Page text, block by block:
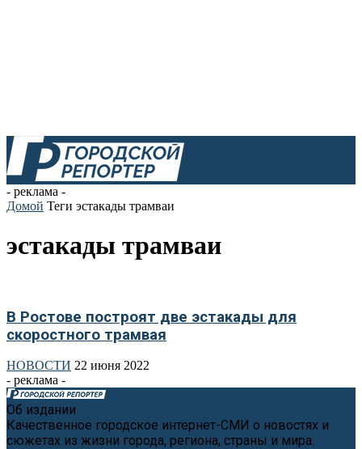
- реклама -
Домой Теги эстакады трамваи
эстакады трамваи
В Ростове построят две эстакады для
скоростного трамвая
НОВОСТИ 22 июня 2022
- реклама -
Об издании
Качественное городское интернет-СМИ о новостях и
сюжетах из жизни города, региона, страны и мира.